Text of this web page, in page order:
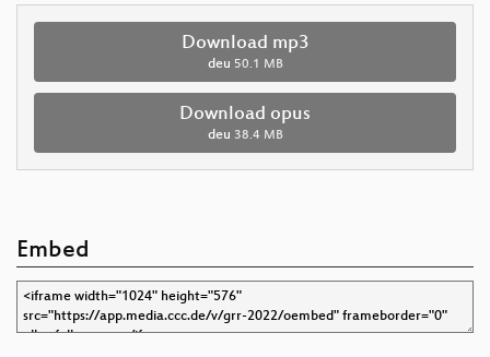
Download mp3
deu 50.1 MB
Download opus
deu 38.4 MB
Embed